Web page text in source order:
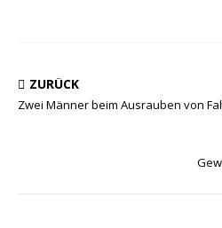
ZURÜCK
Zwei Männer beim Ausrauben von